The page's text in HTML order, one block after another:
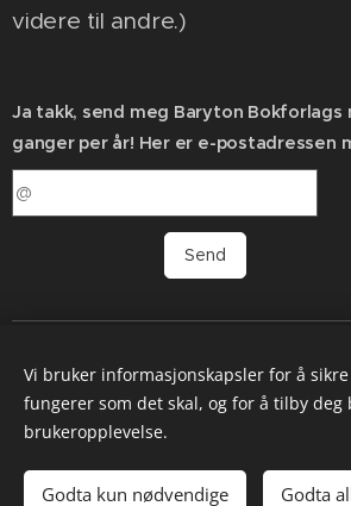
Legg til i
videre til andre.)
Ja takk, send meg Baryton Bokforlags
ganger per år! Her er e-postadressen
Send
Etablert 2017
Informasjonskapsler
Vi bruker informasjonskapsler for å
fungerer som det skal, og for å tilby deg
brukeropplevelse.
Godta kun nødvendige Godta